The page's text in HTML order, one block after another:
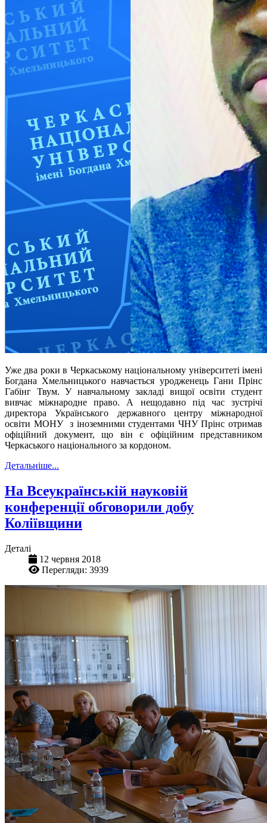
Уже два роки в Черкаському національному університеті імені
Богдана Хмельницького навчається уродженець Гани Прінс
Габінг Твум. У навчальному закладі вищої освіти студент
вивчає міжнародне право. А нещодавно під час зустрічі
директора Українського державного центру міжнародної
освіти МОНУ з іноземними студентами ЧНУ Прінс отримав
офіційний документ, що він є офіційним представником
Черкаського національного за кордоном.
Детальніше...
На Всеукраїнській науковій
конференції обговорили добу
Коліївщини
Деталі
12 червня 2018
Перегляди: 3939